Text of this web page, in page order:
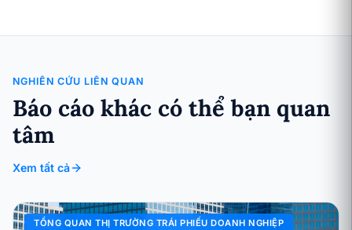
NGHIÊN CỨU LIÊN QUAN
Báo cáo khác có thể bạn quan
tâm
Xem tất cả
TỔNG QUAN THỊ TRƯỜNG TRÁI PHIẾU DOANH NGHIỆP